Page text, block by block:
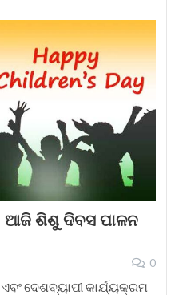
ଆଜି ଶିଶୁ ଦିବସ ପାଳନ
0
ଦେଶବ୍ୟାପୀ କାର୍ଯ୍ୟକ୍ରମ